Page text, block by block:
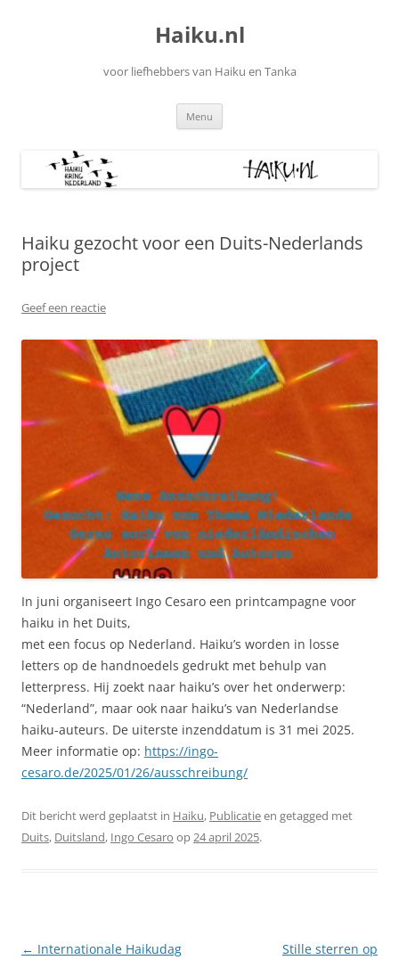
Haiku.nl
voor liefhebbers van Haiku en Tanka
Menu
Haiku gezocht voor een Duits-Nederlands
project
Geef een reactie
In juni organiseert Ingo Cesaro een printcampagne voor
haiku in het Duits,
met een focus op Nederland. Haiku’s worden in losse
letters op de handnoedels gedrukt met behulp van
letterpress. Hij zoekt naar haiku’s over het onderwerp:
“Nederland”, maar ook naar haiku’s van Nederlandse
haiku-auteurs. De uiterste inzenddatum is 31 mei 2025.
Meer informatie op: https://ingo-
cesaro.de/2025/01/26/ausschreibung/
Dit bericht werd geplaatst in Haiku, Publicatieen getagged met
Duits, Duitsland, Ingo Cesaro op24 april 2025.
Berichtnavigatie
← Internationale Haikudag
Stille sterren op